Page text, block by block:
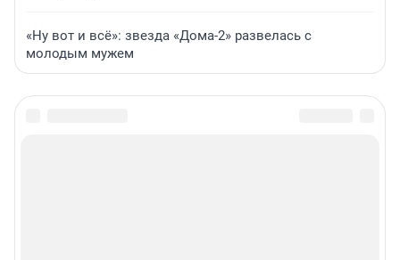
«Ну вот и всё»: звезда «Дома-2» развелась с
молодым мужем